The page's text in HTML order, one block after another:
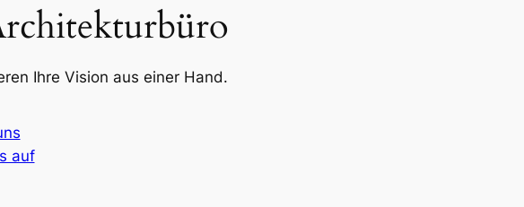
Ihre Vision aus einer Hand.
auf